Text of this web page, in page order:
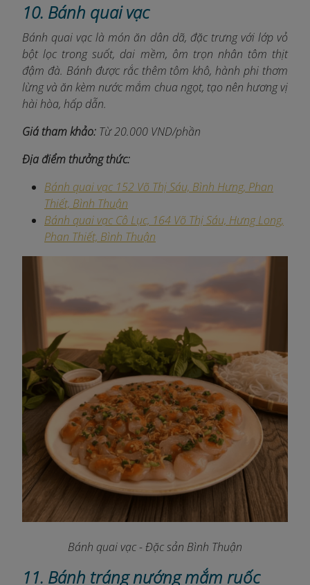
10. Bánh quai vạc
Bánh quai vạc là món ăn dân dã, đặc trưng với lớp vỏ
bột lọc trong suốt, dai mềm, ôm trọn nhân tôm thịt
đậm đà. Bánh được rắc thêm tôm khô, hành phi thơm
lừng và ăn kèm nước mắm chua ngọt, tạo nên hương vị
hài hòa, hấp dẫn.
Giá tham khảo: Từ 20.000 VND/phần
Địa điểm thưởng thức:
Bánh quai vạc 152 Võ Thị Sáu, Bình Hưng, Phan
Thiết, Bình Thuận
Bánh quai vạc Cô Lục, 164 Võ Thị Sáu, Hưng Long,
Phan Thiết, Bình Thuận
Bánh quai vạc - Đặc sản Bình Thuận
11. Bánh tráng nướng mắm ruốc